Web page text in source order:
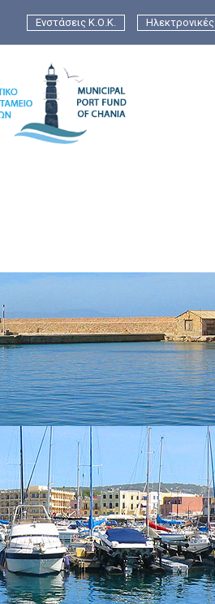
Ενστάσεις Κ.Ο.Κ. Ηλεκτρονικές